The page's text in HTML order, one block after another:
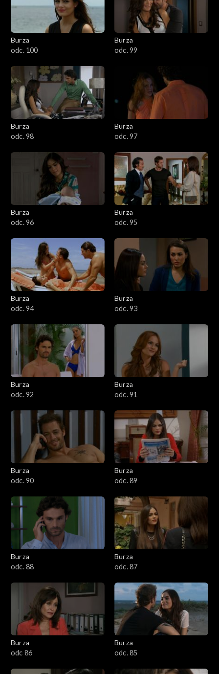
Burza
odc. 100
Burza
odc. 99
Burza
odc. 98
Burza
odc. 97
Burza
odc. 96
Burza
odc. 95
Burza
odc. 94
Burza
odc. 93
Burza
odc. 92
Burza
odc. 91
Burza
odc. 90
Burza
odc. 89
Burza
odc. 88
Burza
odc. 87
Burza
odc 86
Burza
odc. 85